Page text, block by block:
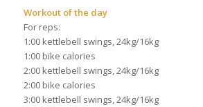
Workout of the day
For reps:
1:00 kettlebell swings, 24kg/16kg
1:00 bike calories
2:00 kettlebell swings, 24kg/16kg
2:00 bike calories
3:00 kettlebell swings, 24kg/16kg